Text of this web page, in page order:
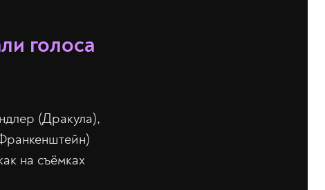
голоса
(Дракула),
на съёмках